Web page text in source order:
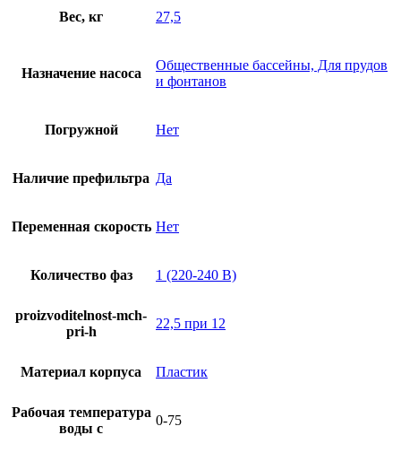
Вес, кг 27,5
Назначение насоса
Общественные бассейны, Для прудов
и фонтанов
Погружной Нет
Наличие префильтра Да
Переменная скорость Нет
Количество фаз 1 (220-240 В)
proizvoditelnost-mch-
pri-h
22,5 при 12
Материал корпуса Пластик
Рабочая температура
воды с
0-75